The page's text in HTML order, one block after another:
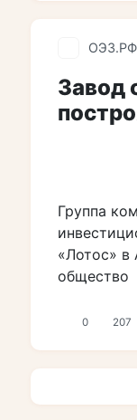
ОЭЗ.РФ
Завод
Группа
«Лотос» в
общество
0 207